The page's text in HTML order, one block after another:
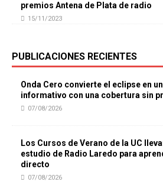
premios Antena de Plata de radio
15/11/2023
PUBLICACIONES RECIENTES
Onda Cero convierte el eclipse en
informativo con una cobertura sin
07/08/2026
Los Cursos de Verano de la UC
estudio de Radio Laredo para
directo
07/08/2026